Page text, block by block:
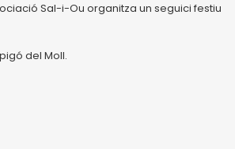
Sal-i-Ou organitza un seguici festiu
del Moll.